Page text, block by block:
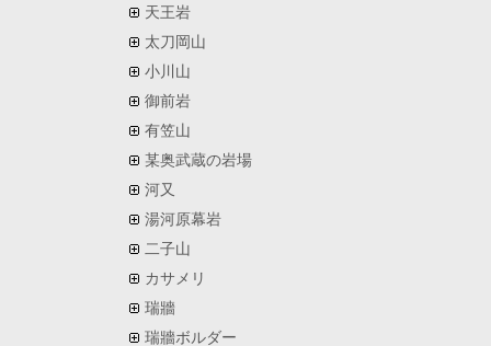
天王岩
太刀岡山
小川山
御前岩
有笠山
某奥武蔵の岩場
河又
湯河原幕岩
二子山
カサメリ
瑞牆
瑞牆ボルダー